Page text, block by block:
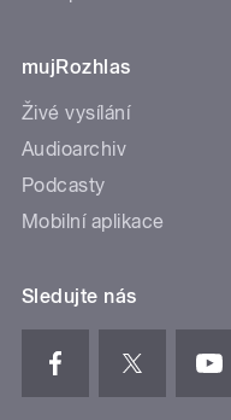
mujRozhlas
Živé vysílání
Audioarchiv
Podcasty
Mobilní aplikace
Sledujte nás